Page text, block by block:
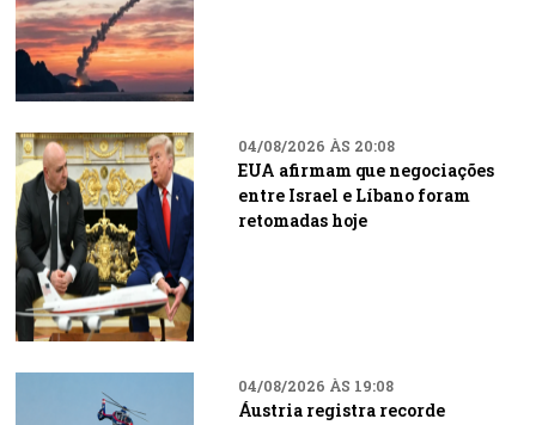
04/08/2026 ÀS 20:08
EUA afirmam que negociações
entre Israel e Líbano foram
retomadas hoje
04/08/2026 ÀS 19:08
Áustria registra recorde